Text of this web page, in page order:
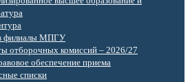
филиалы МПГУ
отборочных комиссий – 2026/27
обеспечение приема
списки